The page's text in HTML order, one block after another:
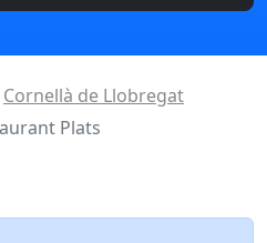
Cornellà de Llobregat
Plats